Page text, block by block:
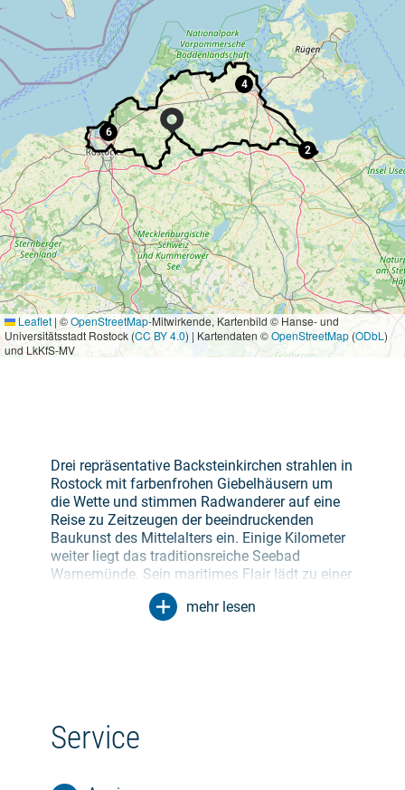
6
4
2
Leaflet | ©OpenStreetMap-Mitwirkende, Kartenbild © Hanse- und
Universitätsstadt Rostock (CC BY 4.0) | Kartendaten ©OpenStreetMap (ODbL )
und LkKfS-MV
Drei repräsentative Backsteinkirchen strahlen in
Rostock mit farbenfrohen Giebelhäusern um
die Wette und stimmen Radwanderer auf eine
Reise zu Zeitzeugen der beeindruckenden
Baukunst des Mittelalters ein. Einige Kilometer
weiter liegt das traditionsreiche Seebad
Warnemünde. Sein maritimes Flair lädt zu einer
ersten Rast. Jenseits der Warnow erstreckt sich
das grüne Meer der Rostocker Heide. Bereits
idyllischen Halbinsel Fischland-Darß-Zingst
und dem Festland führt die zweite Etappe. Für
Vinetastadt Barth. Vom Barther Kirchturm bietet
mehr lesen
Service